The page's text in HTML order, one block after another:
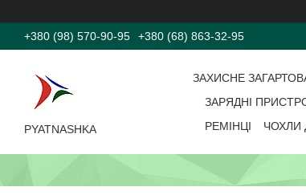
+380 (98) 570-90-95 +380 (68) 863-32-95
PYATNASHKA
ЗАХИСНЕ
ЗАРЯДНІ
РЕМІНЦІ
ЧОХЛИ